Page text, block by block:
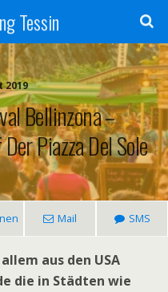
Tessin
2019
Bellinzona –
Piazza Del Sole
Mail SMS
aus den USA
die in Städten wie